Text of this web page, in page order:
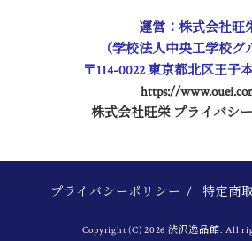
運営：株式会社旺
（学校法人中央工学校グ
〒114-0022 東京都北区王子
https://
株式会社旺栄 プライバシ
プライバシーポリシー / 特定商
Copyright (C) 2026 渋沢逸品館. All